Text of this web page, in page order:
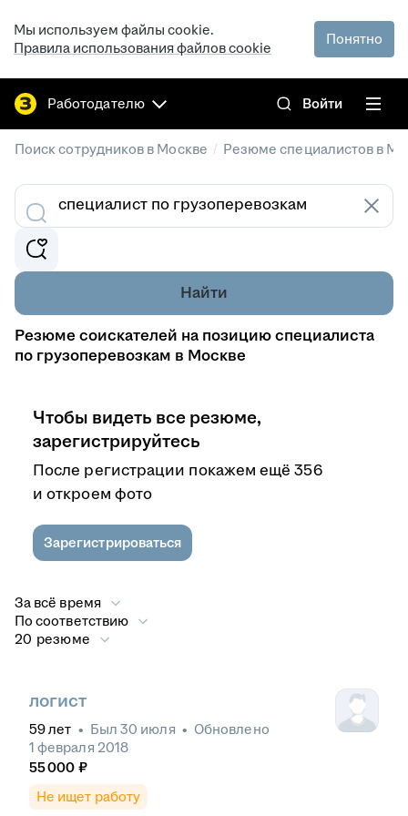
Мы используем файлы cookie.
Правила использования файлов cookie
Понятно
Работодателю Войти
Поиск сотрудников в Москве / Резюме специалистов в
Найти
Резюме соискателей на позицию специалиста
по грузоперевозкам в Москве
Чтобы видеть все резюме,
зарегистрируйтесь
После регистрации покажем ещё 356
и откроем фото
Зарегистрироваться
За всё время
По соответствию
20 резюме
логист
59лет • Был 30 июля • Обновлено
1 февраля 2018
55 000 ₽
Не ищет работу